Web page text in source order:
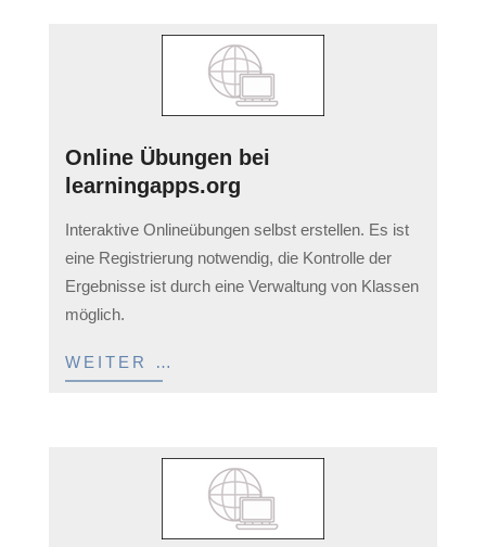
Online Übungen bei
learningapps.org
03-
11
Interaktive Onlineübungen selbst erstellen. Es ist
eine Registrierung notwendig, die Kontrolle der
Ergebnisse ist durch eine Verwaltung von Klassen
möglich.
WEITER …